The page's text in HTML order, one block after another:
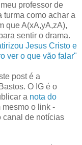
professor de
turma como achar a
que A(xA,yA,zA),
sentir o drama.
Jesus Cristo e
ver o que vão falar"
post é a
O IG é o
a nota do
mesmo o link -
canal de notícias